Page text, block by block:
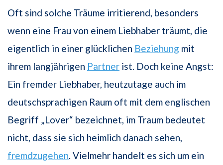
Oft sind solche Träume irritierend, besonders
wenn eine Frau von einem Liebhaber träumt, die
eigentlich in einer glücklichen Beziehung mit
ihrem langjährigen Partner ist. Doch keine Angst:
Ein fremder Liebhaber, heutzutage auch im
deutschsprachigen Raum oft mit dem englischen
Begriff „Lover“ bezeichnet, im Traum bedeutet
nicht, dass sie sich heimlich danach sehen,
fremdzugehen . Vielmehr handelt es sich um ein